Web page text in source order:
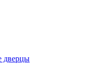
дверцы